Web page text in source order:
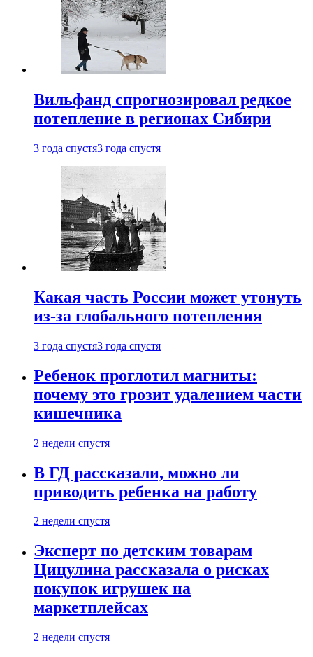
Вильфанд спрогнозировал редкое
потепление в регионах Сибири
3 года спустя3 года спустя
Какая часть России может утонуть
из-за глобального потепления
3 года спустя3 года спустя
Ребенок проглотил магниты:
почему это грозит удалением части
кишечника
2 недели спустя
В ГД рассказали, можно ли
приводить ребенка на работу
2 недели спустя
Эксперт по детским товарам
Цицулина рассказала о рисках
покупок игрушек на
маркетплейсах
2 недели спустя